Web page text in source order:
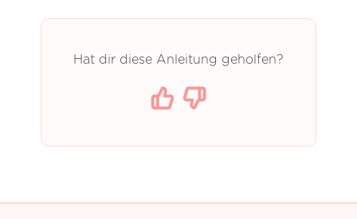
Hat dir diese Anleitung geholfen?